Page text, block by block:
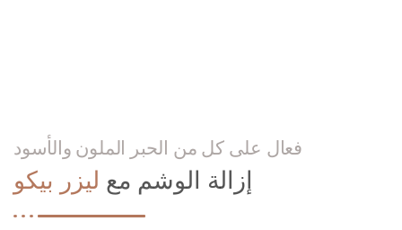
فعال على كل من الحبر الملون والأسود
إزالة الوشم مع ليزر بيكو